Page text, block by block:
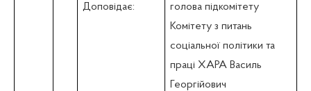
Доповідає:
голова підкомітету
Комітету з питань
соціальної політики та
праці ХАРА Василь
Георгійович